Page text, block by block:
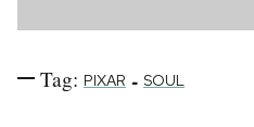
Tag: PIXAR - SOUL